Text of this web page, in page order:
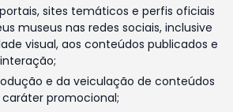
sites temáticos e perfis oficiais
museus nas redes sociais, inclusive
visual, aos conteúdos publicados e
e da veiculação de conteúdos
promocional;